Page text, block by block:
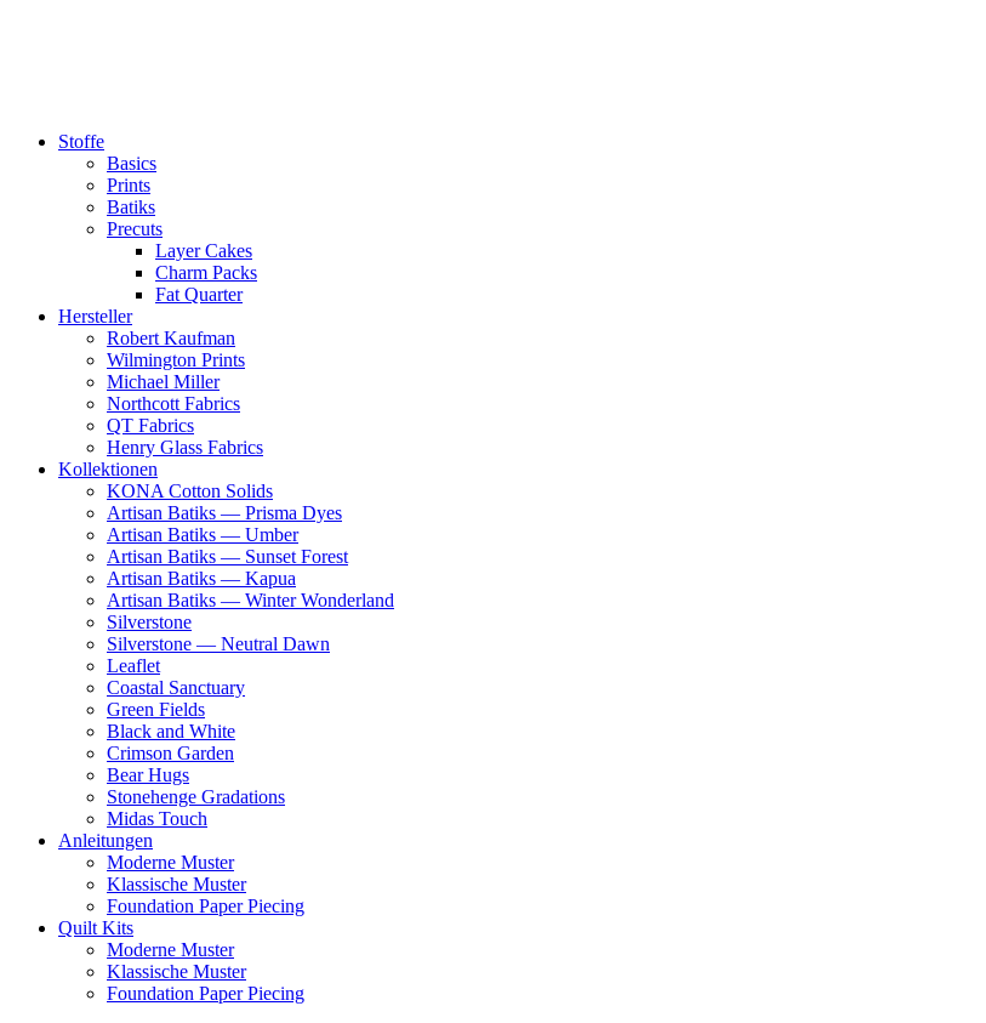
Stoffe
Basics
Prints
Batiks
Precuts
Layer Cakes
Charm Packs
Fat Quarter
Hersteller
Robert Kaufman
Wilmington Prints
Michael Miller
Northcott Fabrics
QT Fabrics
Henry Glass Fabrics
Kollektionen
KONA Cotton Solids
Artisan Batiks — Prisma Dyes
Artisan Batiks — Umber
Artisan Batiks — Sunset Forest
Artisan Batiks — Kapua
Artisan Batiks — Winter Wonderland
Silverstone
Silverstone — Neutral Dawn
Leaflet
Coastal Sanctuary
Green Fields
Black and White
Crimson Garden
Bear Hugs
Stonehenge Gradations
Midas Touch
Anleitungen
Moderne Muster
Klassische Muster
Foundation Paper Piecing
Quilt Kits
Moderne Muster
Klassische Muster
Foundation Paper Piecing